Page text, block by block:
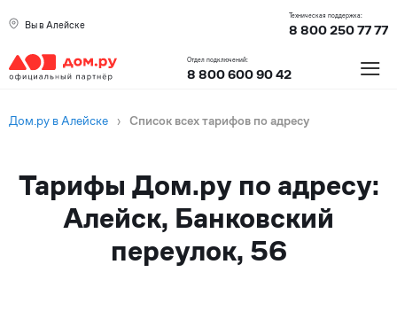
Вы в Алейске
Техническая поддержка:
8 800 250 77 77
Отдел подключений:
8 800 600 90 42 ≡
Дом.ру в Алейске › Список всех тарифов по адресу
Тарифы Дом.ру по адресу:
Алейск, Банковский
переулок, 56